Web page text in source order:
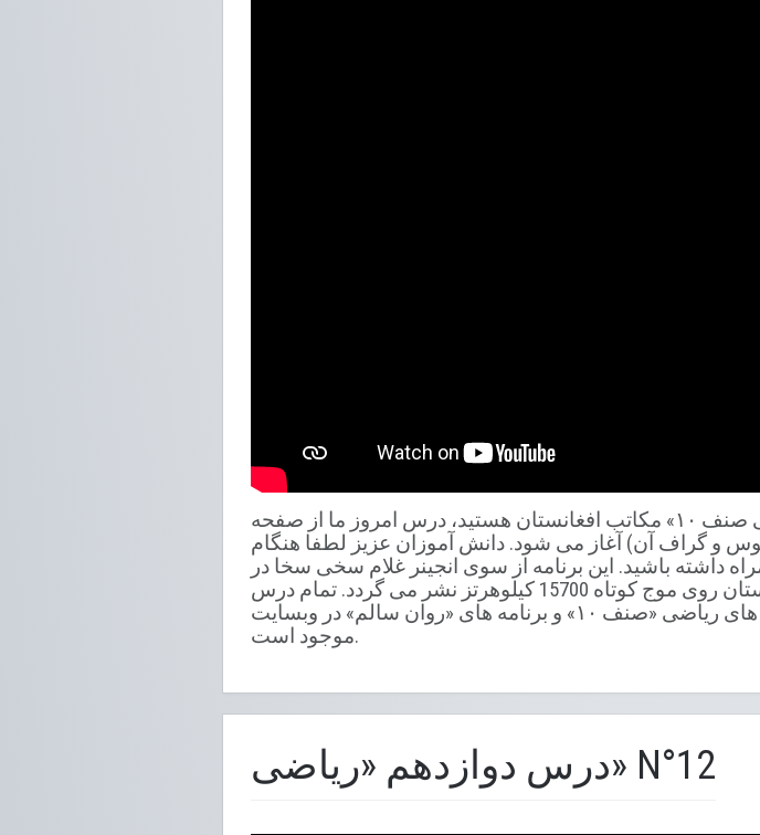
شنوندگان گرامی شما شنونده درس سیزدهم «ریاضی صنف ۱۰» مکاتب افغانستان هستید، درس امروز ما از صفحه
و گراف آن) آغاز می شود. دانش آموزان عزیز لطفا هنگام
کتاب های ریاضی صنف 10 خود را همراه داشته باشید. این برنامه از سوی انجینر غلام سخی سخا در
روزهای دوشنبه و چهار شنبه ساعت 11:30 به وقت افغانستان روی موج کوتاه 15700 کیلوهرتز نشر می گردد. تمام درس
های ریاضی «صنف ۱۰» و برنامه های «روان سالم» در وبسایت (www.rfpi.eu) و یوتیوب رادیو بین المللی برای صلح نیز
موجود است.
درس دوازدهم «ریاضی» N°12